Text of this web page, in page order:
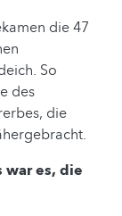
die 47
So
des
die
war es, die